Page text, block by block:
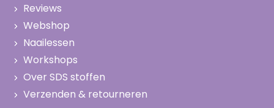
Reviews
Webshop
Naailessen
Workshops
Over SDS stoffen
Verzenden & retourneren